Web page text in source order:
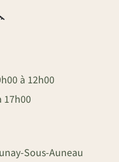
à 12h00
17h00
Sous-Auneau